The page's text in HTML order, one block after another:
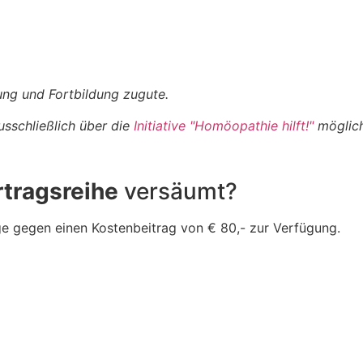
und Fortbildung zugute.
über die Initiative "Homöopathie hilft!"
versäumt?
gegen einen Kostenbeitrag von € 80,- zur Verfügung.